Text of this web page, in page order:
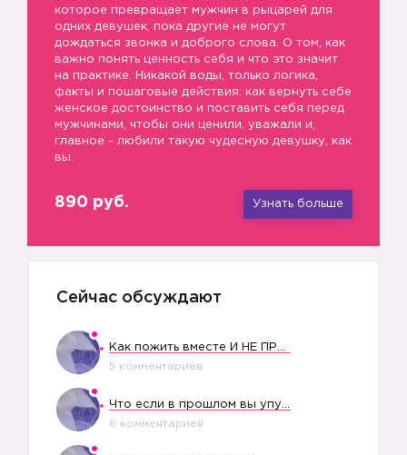
которое превращает мужчин в рыцарей для
одних девушек, пока другие не могут
дождаться звонка и доброго слова. О том, как
важно понять ценность себя и что это значит
на практике. Никакой воды, только логика,
факты и пошаговые действия: как вернуть себе
женское достоинство и поставить себя перед
мужчинами, чтобы они ценили, уважали и,
главное - любили такую чудесную девушку, как
вы.
890 руб. Узнать больше
Сейчас обсуждают
5 комментариев
6 комментариев